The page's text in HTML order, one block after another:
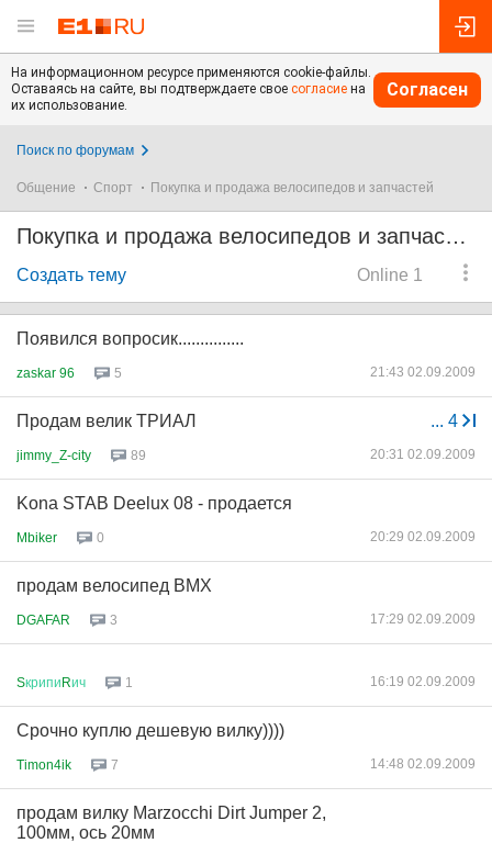
На информационном ресурсе применяются cookie-файлы.
Оставаясь на сайте, вы подтверждаете свое согласие на
их использование.
Согласен
Поиск по форумам
Общение Спорт Покупка и продажа велосипедов и запчастей
Покупка и продажа велосипедов и запчастей
Online 1
Создать тему
Появился вопросик...............
zaskar 96 5 21:43 02.09.2009
... 4
Продам велик ТРИАЛ
jimmy_Z-city 89 20:31 02.09.2009
Kona STAB Deelux 08 - продается
Mbiker 0 20:29 02.09.2009
продам велосипед BMX
DGAFAR 3 17:29 02.09.2009
SкрипиRич 1 16:19 02.09.2009
Срочно куплю дешевую вилку))))
Timon4ik 7 14:48 02.09.2009
продам вилку Marzocchi Dirt Jumper 2,
100мм, ось 20мм